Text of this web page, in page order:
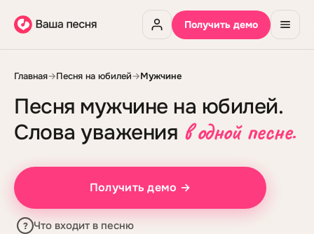
Получить демо
Главная→Песня на юбилей→Мужчине
Песня мужчине на юбилей.
Слова уважения в одной песне.
Получить демо →
? Что входит в песню